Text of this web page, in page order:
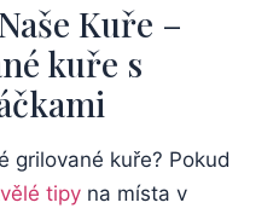
Kuře –
​kuře s
grilované ⁤kuře? Pokud
tipy na místa v